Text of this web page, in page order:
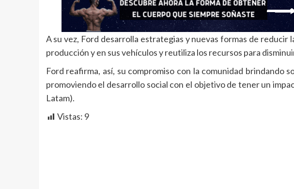
A su vez, Ford desarrolla estrategias y nuevas formas de reducir
producción y en sus vehículos y reutiliza los recursos para
Ford reafirma, así, su compromiso con la comunidad brindando
promoviendo el desarrollo social con el objetivo de tener un
Latam).
Vistas: 9